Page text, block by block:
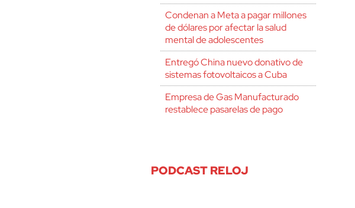
Condenan a Meta a pagar millones
de dólares por afectar la salud
mental de adolescentes
Entregó China nuevo donativo de
sistemas fotovoltaicos a Cuba
Empresa de Gas Manufacturado
restablece pasarelas de pago
PODCAST RELOJ